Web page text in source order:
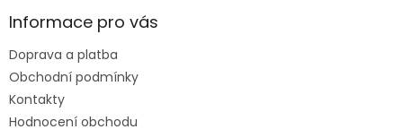
Informace pro vás
Doprava a platba
Obchodní podmínky
Kontakty
Hodnocení obchodu